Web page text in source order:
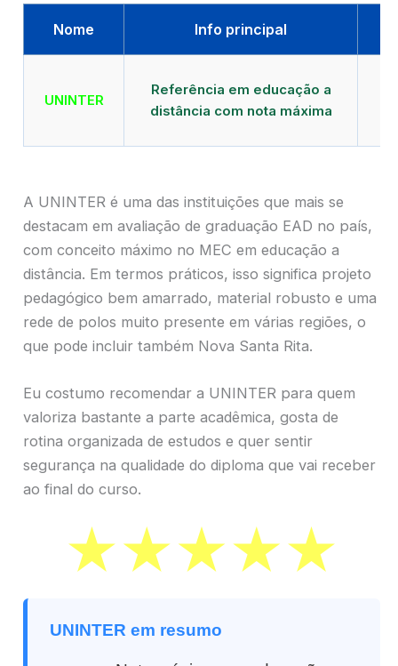
Nome Info principal
UNINTER
Referência em educação a
distância com nota máxima
A UNINTER é uma das instituições que mais se
destacam em avaliação de graduação EAD no país,
com conceito máximo no MEC em educação a
distância. Em termos práticos, isso significa projeto
pedagógico bem amarrado, material robusto e uma
rede de polos muito presente em várias regiões, o
que pode incluir também Nova Santa Rita.
Eu costumo recomendar a UNINTER para quem
valoriza bastante a parte acadêmica, gosta de
rotina organizada de estudos e quer sentir
segurança na qualidade do diploma que vai receber
ao final do curso.
UNINTER em resumo